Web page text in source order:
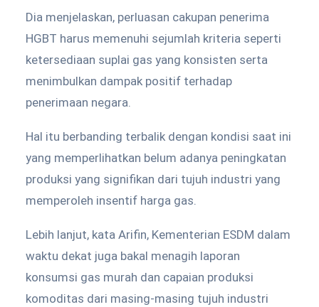
Dia menjelaskan, perluasan cakupan penerima
HGBT harus memenuhi sejumlah kriteria seperti
ketersediaan suplai gas yang konsisten serta
menimbulkan dampak positif terhadap
penerimaan negara.
Hal itu berbanding terbalik dengan kondisi saat ini
yang memperlihatkan belum adanya peningkatan
produksi yang signifikan dari tujuh industri yang
memperoleh insentif harga gas.
Lebih lanjut, kata Arifin, Kementerian ESDM dalam
waktu dekat juga bakal menagih laporan
konsumsi gas murah dan capaian produksi
komoditas dari masing-masing tujuh industri